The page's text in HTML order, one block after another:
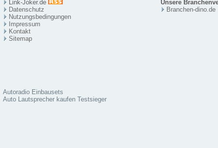
Link-Joker.de
Unsere
Datenschutz
Nutzungsbedingungen
Impressum
Kontakt
Sitemap
Branchen-dino.de
Autoradio Einbausets
Auto Lautsprecher kaufen Testsieger